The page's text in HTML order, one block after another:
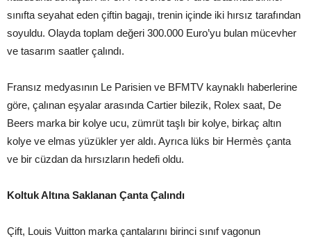
sınıfta seyahat eden çiftin bagajı, trenin içinde iki hırsız tarafından
soyuldu. Olayda toplam değeri 300.000 Euro’yu bulan mücevher
ve tasarım saatler çalındı.
Fransız medyasının Le Parisien ve BFMTV kaynaklı haberlerine
göre, çalınan eşyalar arasında Cartier bilezik, Rolex saat, De
Beers marka bir kolye ucu, zümrüt taşlı bir kolye, birkaç altın
kolye ve elmas yüzükler yer aldı. Ayrıca lüks bir Hermès çanta
ve bir cüzdan da hırsızların hedefi oldu.
Koltuk Altına Saklanan Çanta Çalındı
Çift, Louis Vuitton marka çantalarını birinci sınıf vagonun